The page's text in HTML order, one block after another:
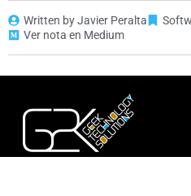
Written by Javier Peralta
Ver nota en Medium